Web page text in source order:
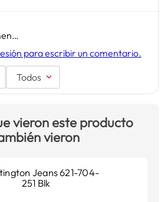
para escribir un comentario.
Todos
vieron este producto
vieron